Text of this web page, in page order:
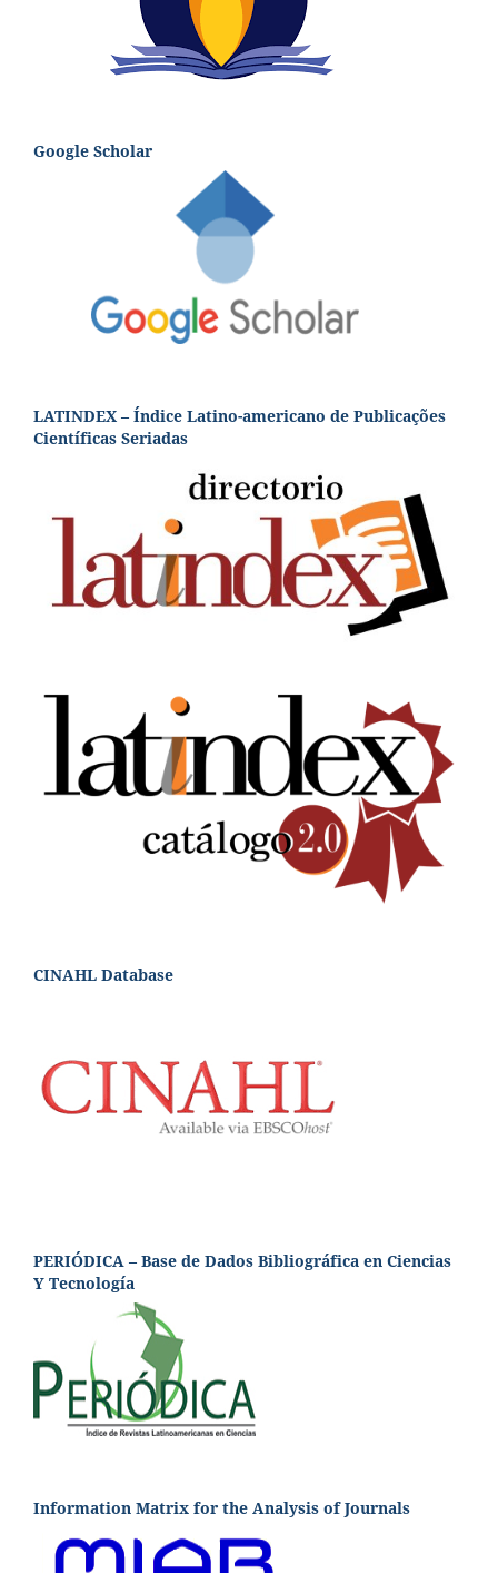
Google Scholar
LATINDEX – Índice Latino-americano de Publicações
Científicas Seriadas
CINAHL Database
PERIÓDICA – Base de Dados Bibliográfica en Ciencias
Y Tecnología
Information Matrix for the Analysis of Journals